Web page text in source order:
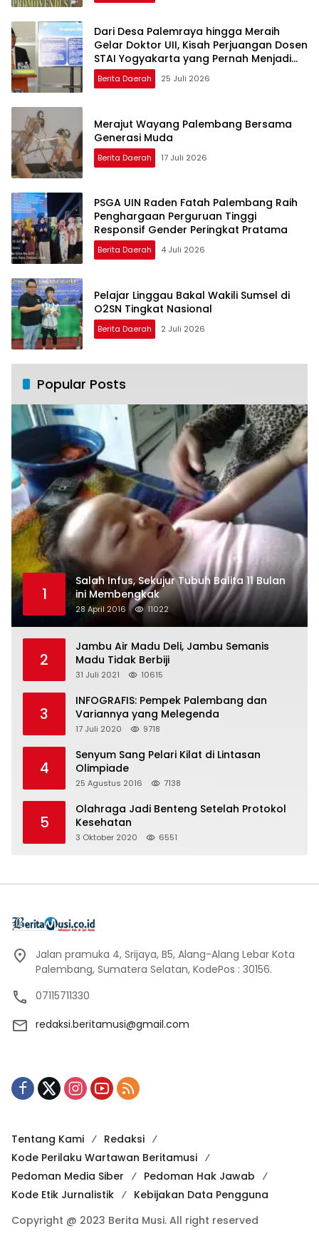
Dari Desa Palemraya hingga Meraih
Gelar Doktor UII, Kisah Perjuangan Dosen
STAI Yogyakarta yang Pernah Menjadi
Driver Taksi Online
Berita Daerah 25 Juli 2026
Merajut Wayang Palembang Bersama
Generasi Muda
Berita Daerah 17 Juli 2026
PSGA UIN Raden Fatah Palembang Raih
Penghargaan Perguruan Tinggi
Responsif Gender Peringkat Pratama
Berita Daerah 4 Juli 2026
Pelajar Linggau Bakal Wakili Sumsel di
O2SN Tingkat Nasional
Berita Daerah 2 Juli 2026
Popular Posts
1
Salah Infus, Sekujur Tubuh Balita 11 Bulan
ini Membengkak
28 April 2016 11022
2
Jambu Air Madu Deli, Jambu Semanis
Madu Tidak Berbiji
31 Juli 2021 10615
3
INFOGRAFIS: Pempek Palembang dan
Variannya yang Melegenda
17 Juli 2020 9718
4
Senyum Sang Pelari Kilat di Lintasan
Olimpiade
25 Agustus 2016 7138
5
Olahraga Jadi Benteng Setelah Protokol
Kesehatan
3 Oktober 2020 6551
Jalan pramuka 4, Srijaya, B5, Alang-Alang Lebar Kota
Palembang, Sumatera Selatan, KodePos : 30156.
07115711330
redaksi.beritamusi@gmail.com
Tentang Kami
Redaksi
Kode Perilaku Wartawan Beritamusi
Pedoman Media Siber
Pedoman Hak Jawab
Kode Etik Jurnalistik
Kebijakan Data Pengguna
Copyright @ 2023 Berita Musi. All right reserved